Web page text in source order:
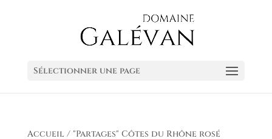
Sélectionner une page
Accueil / "Partages" Côtes du Rhône rosé